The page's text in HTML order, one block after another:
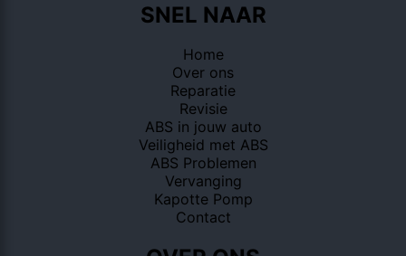
SNEL NAAR
Home
Over ons
Reparatie
Revisie
ABS in jouw auto
Veiligheid met ABS
ABS Problemen
Vervanging
Kapotte Pomp
Contact